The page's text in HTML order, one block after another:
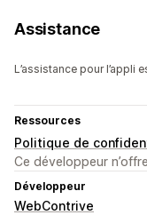
Assistance
L’assistance pour l’appli
Ressources
Politique de
Ce développeur
Développeur
WebContrive